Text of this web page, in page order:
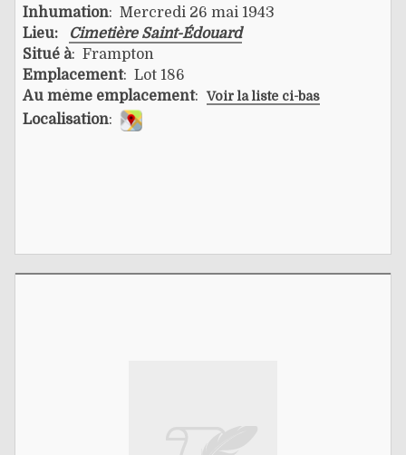
Inhumation: Mercredi 26 mai 1943
Lieu:
Cimetière Saint-Édouard
Situé à: Frampton
Emplacement: Lot 186
Au même emplacement: Voir la liste ci-bas
Localisation: